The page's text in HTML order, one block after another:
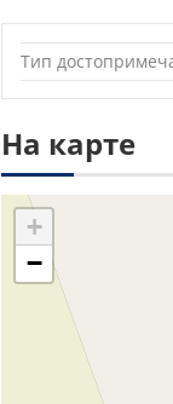
Тип
На карте
+
−